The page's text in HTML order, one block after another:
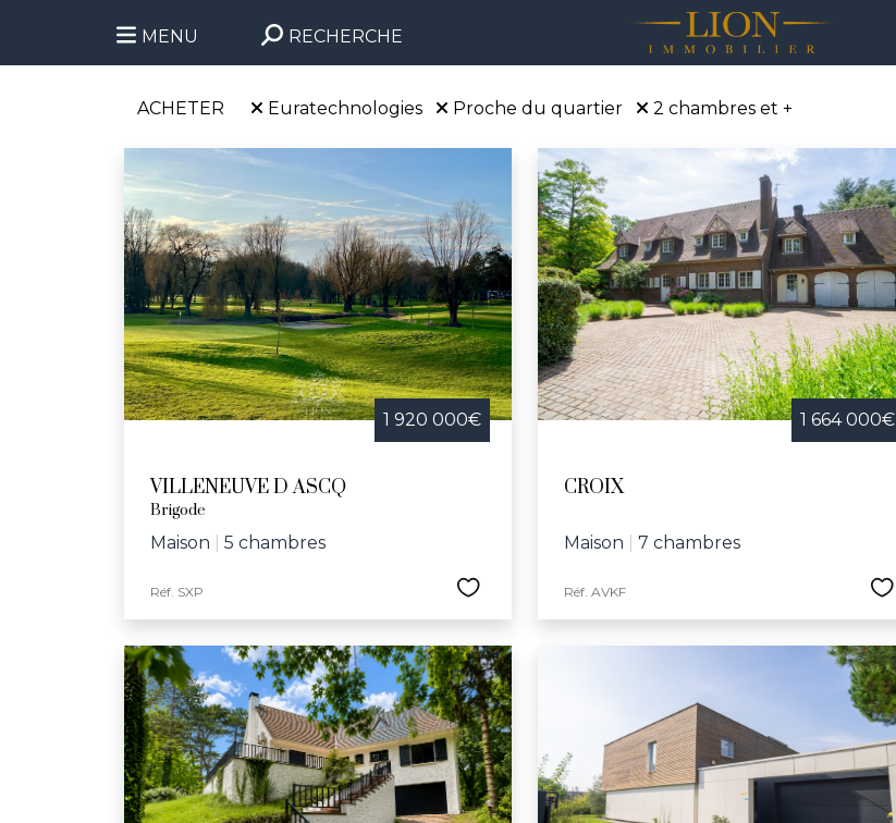
MENU RECHERCHE
ACHETER Euratechnologies Proche du quartier 2 chambres et +
1 920 000€
VILLENEUVE D ASCQ
Brigode
Maison 5 chambres
Réf. SXP
1 664 000€
CROIX
Maison 7 chambres
Réf. AVKF